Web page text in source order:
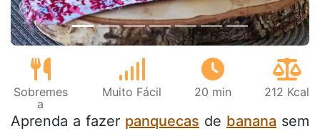
Sobremes
a
Muito Fácil 20 min 212 Kcal
Aprenda a fazer panquecas de banana sem